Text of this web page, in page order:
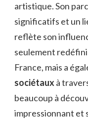
artistique. Son
significatifs et un
reflète son
seulement
France, mais a
sociétaux à
beaucoup à
impressionnant et